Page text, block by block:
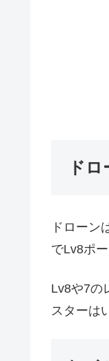
ド
ドローン
でLv8ポ
Lv8や7の
スターは